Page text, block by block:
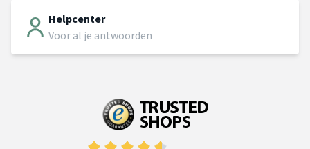
Helpcenter
Voor al je antwoorden